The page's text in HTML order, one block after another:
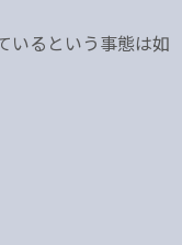
いるという事態は如